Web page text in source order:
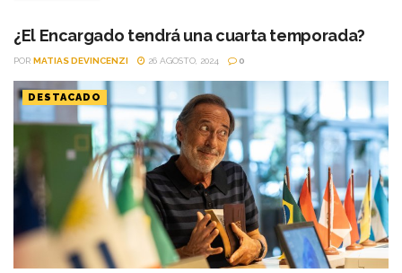
un importante edificio...
¿El Encargado tendrá una cuarta temporada?
POR MATIAS DEVINCENZI 26 AGOSTO, 2024 0
DESTACADO